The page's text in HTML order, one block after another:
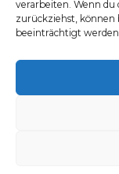
verarbeiten. Wenn
zurückziehst,
beeinträchtigt